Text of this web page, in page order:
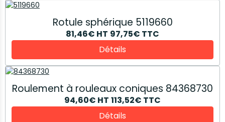
Rotule sphérique 5119660
81,46€ HT 97,75€ TTC
Détails
Roulement à rouleaux coniques 84368730
94,60€ HT 113,52€ TTC
Détails